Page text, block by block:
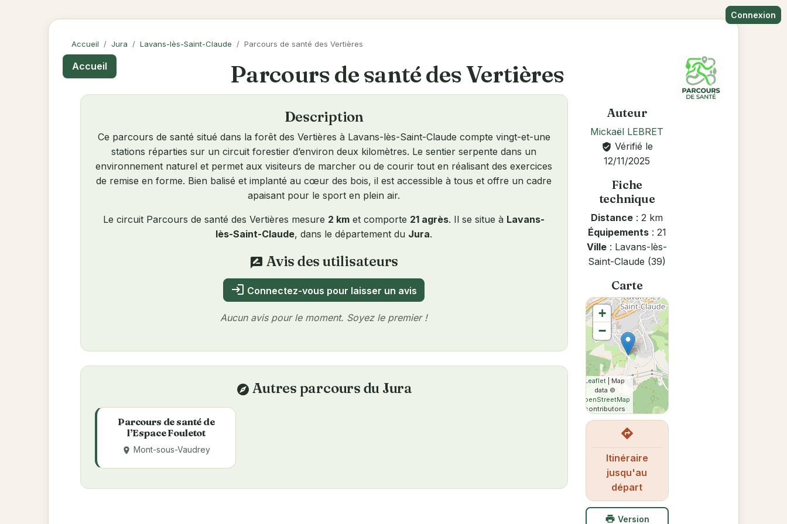
Connexion
Accueil Jura Lavans-lès-Saint-Claude Parcours de santé des Vertières
Accueil Parcours de santé des Vertières
Description
Ce parcours de santé situé dans la forêt des Vertières à Lavans-lès-Saint-Claude compte vingt-et-une
stations réparties sur un circuit forestier d’environ deux kilomètres. Le sentier serpente dans un
environnement naturel et permet aux visiteurs de marcher ou de courir tout en réalisant des exercices
de remise en forme. Bien balisé et implanté au cœur des bois, il est accessible à tous et offre un cadre
apaisant pour le sport en plein air.
Le circuit Parcours de santé des Vertières mesure 2 km et comporte 21 agrès. Il se situe à Lavans-
lès-Saint-Claude, dans le département du Jura.
rate_review Avis des utilisateurs
login Connectez-vous pour laisser un avis
Aucun avis pour le moment. Soyez le premier !
explore Autres parcours du Jura
Parcours de santé de
l’Espace Fouletot
place Mont-sous-Vaudrey
Auteur
Mickaël LEBRET
verified_user Vérifié le
12/11/2025
Fiche
technique
Distance : 2 km
Équipements: 21
Ville : Lavans-lès-
Saint-Claude (39)
Carte
+
−
Leaflet | Map
data ©
OpenStreetMap
contributors
directions
Itinéraire
jusqu'au
départ
print Version